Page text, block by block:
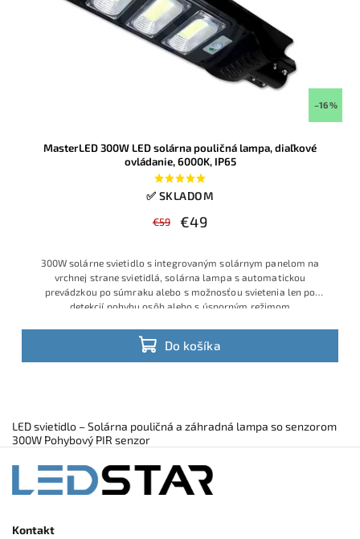
–16 %
MasterLED 300W LED solárna pouličná lampa, diaľkové
ovládanie, 6000K, IP65
✅ SKLADOM
€59 €49
Do košíka
300W solárne svietidlo s integrovaným solárnym panelom na
vrchnej strane svietidlá, solárna lampa s automatickou
prevádzkou po súmraku alebo s možnosťou svietenia len po
detekcií pohybu osôb alebo s úsporným režimom
LED svietidlo – Solárna pouličná a záhradná lampa so senzorom
300W Pohybový PIR senzor
Kontakt